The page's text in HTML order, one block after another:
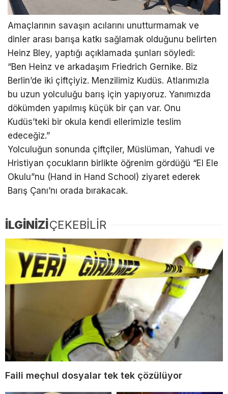
Amaçlarının savaşın acılarını unutturmamak ve
dinler arası barışa katkı sağlamak olduğunu belirten
Heinz Bley, yaptığı açıklamada şunları söyledi:
“Ben Heinz ve arkadaşım Friedrich Gernike. Biz
Berlin’de iki çiftçiyiz. Menzilimiz Kudüs. Atlarımızla
bu uzun yolculuğu barış için yapıyoruz. Yanımızda
dökümden yapılmış küçük bir çan var. Onu
Kudüs’teki bir okula kendi ellerimizle teslim
edeceğiz.”
Yolculuğun sonunda çiftçiler, Müslüman, Yahudi ve
Hristiyan çocukların birlikte öğrenim gördüğü “El Ele
Okulu”nu (Hand in Hand School) ziyaret ederek
Barış Çanı’nı orada bırakacak.
İLGİNİZİÇEKEBİLİR
Faili meçhul dosyalar tek tek çözülüyor